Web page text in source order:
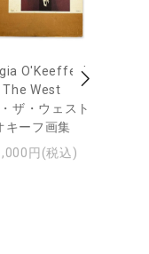
O'Keeffe: In
The West
ザ・ウェスト
キーフ画集
円(税込)